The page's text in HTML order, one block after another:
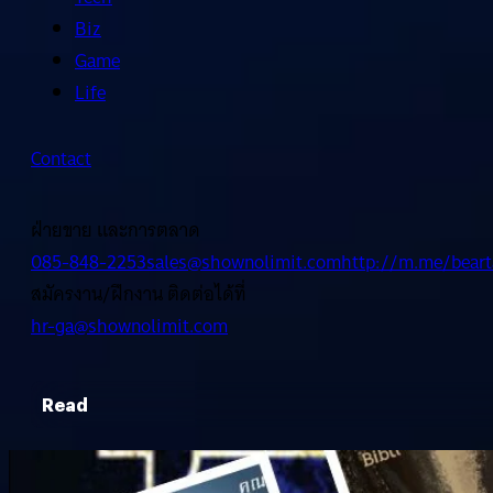
Biz
Game
Life
Contact
ฝ่ายขาย และการตลาด
085-848-2253sales@shownolimit.comhttp://m.me/
สมัครงาน/ฝึกงาน ติดต่อได้ที่
hr-ga@shownolimit.com
Read